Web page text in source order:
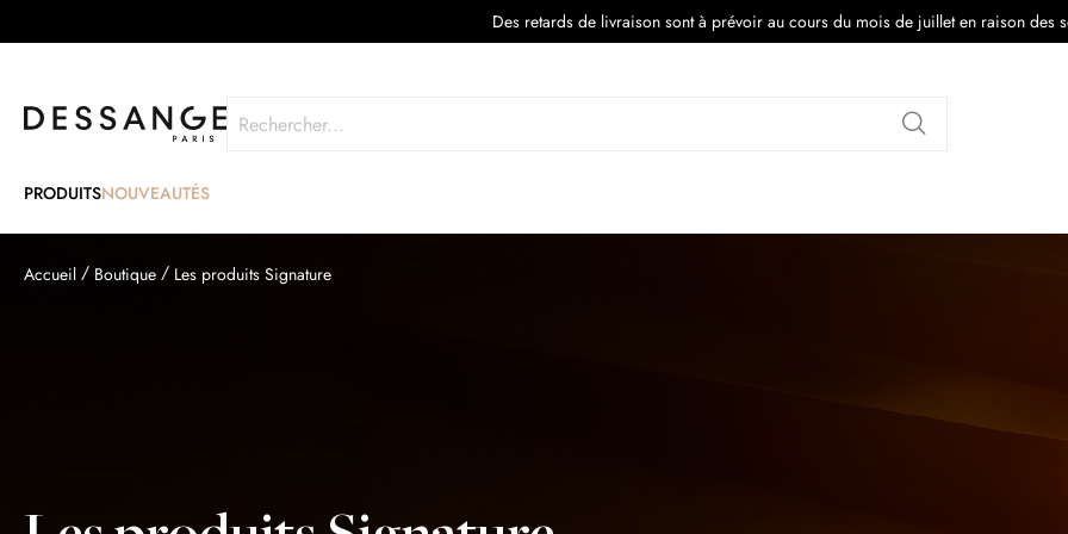
Des retards de livraison sont à prévoir au cours du mois de juillet en raison des
Rechercher
PRODUITSNOUVEAUTÉS
Accueil Boutique Les produits Signature